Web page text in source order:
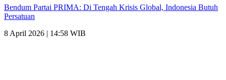
Bendum Partai PRIMA: Di Tengah Krisis Global, Indonesia Butuh
Persatuan
8 April 2026 | 14:58 WIB